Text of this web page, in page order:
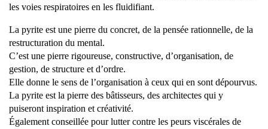
les voies respiratoires en les fluidifiant.
La pyrite est une pierre du concret, de la pensée rationnelle, de la
restructuration du mental.
C’est une pierre rigoureuse, constructive, d’organisation, de
gestion, de structure et d’ordre.
Elle donne le sens de l’organisation à ceux qui en sont dépourvus.
La pyrite est la pierre des bâtisseurs, des architectes qui y
puiseront inspiration et créativité.
Également conseillée pour lutter contre les peurs viscérales de